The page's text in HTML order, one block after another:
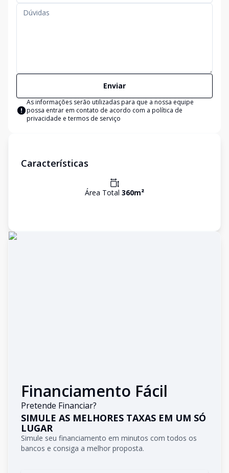
Enviar
As informações serão utilizadas para que a nossa equipe
possa entrar em contato de acordo com a política de
privacidade e termos de serviço
Características
Área Total 360m²
Financiamento Fácil
Pretende Financiar?
SIMULE AS MELHORES TAXAS EM UM SÓ
LUGAR
Simule seu financiamento em minutos com todos os
bancos e consiga a melhor proposta.